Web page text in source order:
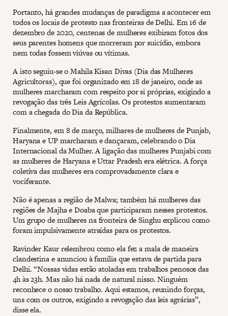
Portanto, há grandes mudanças de paradigma a acontecer em
todos os locais de protesto nas fronteiras de Delhi. Em 16 de
dezembro de 2020, centenas de mulheres exibiram fotos dos
seus parentes homens que morreram por suicídio, embora
nem todas fossem viúvas ou vítimas.
A isto seguiu-se o Mahila Kisan Divas (Dia das Mulheres
Agricultoras), que foi organizado em 18 de janeiro, onde as
mulheres marcharam com respeito por si próprias, exigindo a
revogação das três Leis Agrícolas. Os protestos aumentaram
com a chegada do Dia da República.
Finalmente, em 8 de março, milhares de mulheres de Punjab,
Haryana e UP marcharam e dançaram, celebrando o Dia
Internacional da Mulher. A ligação das mulheres Punjabi com
as mulheres de Haryana e Uttar Pradesh era elétrica. A força
coletiva das mulheres era comprovadamente clara e
vociferante.
Não é apenas a região de Malwa; também há mulheres das
regiões de Majha e Doaba que participaram nesses protestos.
Um grupo de mulheres na fronteira de Singhu explicou como
foram impulsivamente atraídas para os protestos.
Ravinder Kaur relembrou como ela fez a mala de maneira
clandestina e anunciou à família que estava de partida para
Delhi. “Nossas vidas estão atoladas em trabalhos penosos das
4h às 23h. Mas não há nada de natural nisso. Ninguém
reconhece o nosso trabalho. Aqui estamos, reunindo forças,
uns com os outros, exigindo a revogação das leis agrárias”,
disse ela.